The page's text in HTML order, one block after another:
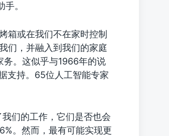
。
箱或在我们不在家时控制
们，并融入到我们的家庭
。这似乎与1966年的说
支持。65位人工智能专家
们的工作，它们是否也会
。然而，最有可能实现更